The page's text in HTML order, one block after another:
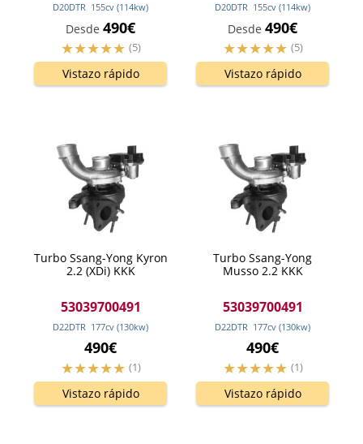
D20DTR 155cv (114kw)
Desde 490€
(5)
Vistazo rápido
D20DTR 155cv (114kw)
Desde 490€
(5)
Vistazo rápido
Turbo Ssang-Yong Kyron
2.2 (XDi) KKK
53039700491
D22DTR 177cv (130kw)
490€
(1)
Vistazo rápido
Turbo Ssang-Yong
Musso 2.2 KKK
53039700491
D22DTR 177cv (130kw)
490€
(1)
Vistazo rápido